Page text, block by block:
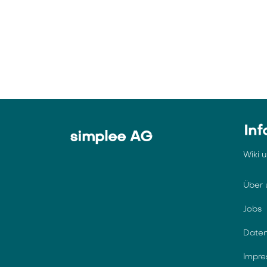
simplee AG
Wiki
Über
Jobs